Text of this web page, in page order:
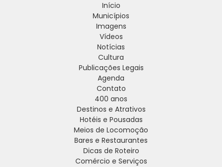
Início
Municípios
Imagens
Vídeos
Notícias
Cultura
Publicações Legais
Agenda
Contato
400 anos
Destinos e Atrativos
Hotéis e Pousadas
Meios de Locomoção
Bares e Restaurantes
Dicas de Roteiro
Comércio e Serviços